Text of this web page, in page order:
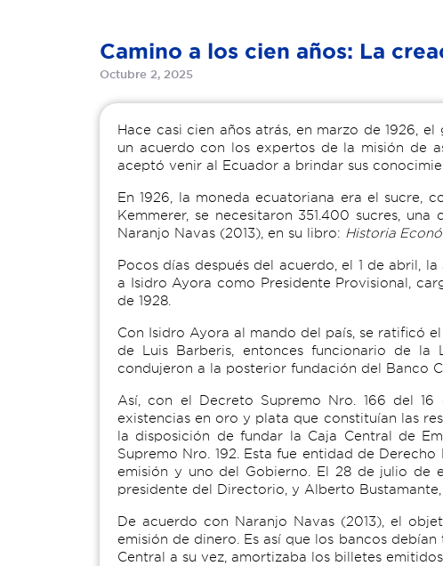
Camino a los cien años: La
Octubre 2, 2025
Hace casi cien años atrás, en marzo de 1926,
un acuerdo con los expertos de la misión de
aceptó venir al Ecuador a brindar sus
En 1926, la moneda ecuatoriana era el sucre,
Kemmerer, se necesitaron 351.400 sucres,
Naranjo Navas (2013), en su libro: Historia
Pocos días después del acuerdo, el 1 de abril,
a Isidro Ayora como Presidente Provisional,
de 1928.
Con Isidro Ayora al mando del país, se ratificó
de Luis Barberis, entonces funcionario de la
condujeron a la posterior fundación del Banco
Así, con el Decreto Supremo Nro. 166 del
existencias en oro y plata que constituían las
la disposición de fundar la Caja Central de
Supremo Nro. 192. Esta fue entidad de
emisión y uno del Gobierno. El 28 de julio de
presidente del Directorio, y Alberto
De acuerdo con Naranjo Navas (2013), el
emisión de dinero. Es así que los bancos
Central a su vez, amortizaba los billetes